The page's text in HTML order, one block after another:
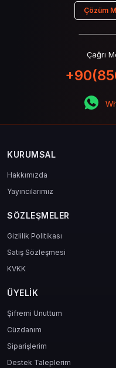
Çözüm
Çağrı
KURUMSAL
Hakkımızda
Yayıncılarımız
SÖZLEŞMELER
Gizlilik Politikası
Satış Sözleşmesi
KVKK
ÜYELIK
Şifremi Unuttum
Cüzdanım
Siparişlerim
Destek Taleplerim